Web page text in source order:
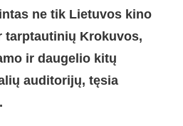
ne tik Lietuvos kino
tarptautinių Krokuvos,
ir daugelio kitų
auditorijų, tęsia